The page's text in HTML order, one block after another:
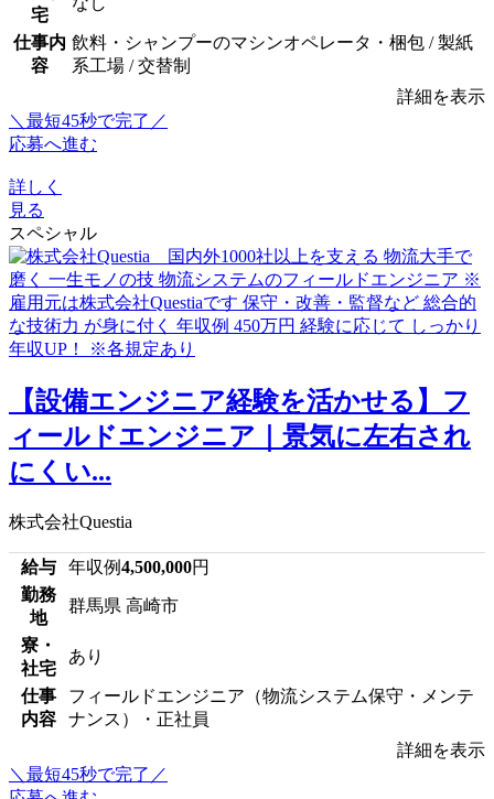
宅
仕事内
容
飲料・シャンプーのマシンオペレータ・梱包 / 製紙
系工場 / 交替制
詳細を表示
＼最短45秒で完了／
応募へ進む
詳しく
見る
スペシャル
【設備エンジニア経験を活かせる】フ
ィールドエンジニア｜景気に左右され
にくい...
株式会社Questia
給与 年収例4,500,000円
勤務
地
群馬県 高崎市
寮・
社宅
あり
仕事
内容
フィールドエンジニア（物流システム保守・メンテ
ナンス）・正社員
詳細を表示
＼最短45秒で完了／